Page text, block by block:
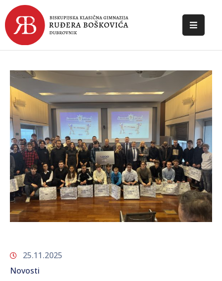
POČETNA
ŠKOLI
DOKUMENTI
NOVOSTI
KONTAKT
25.11.2025
Novosti